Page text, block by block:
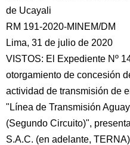
de Ucayali
RM 191-2020-MINEM/DM
Lima, 31 de julio de 2020
VISTOS: El Expediente Nº
otorgamiento de concesión
actividad de transmisión de
"Línea de Transmisión
(Segundo Circuito)",
S.A.C. (en adelante,